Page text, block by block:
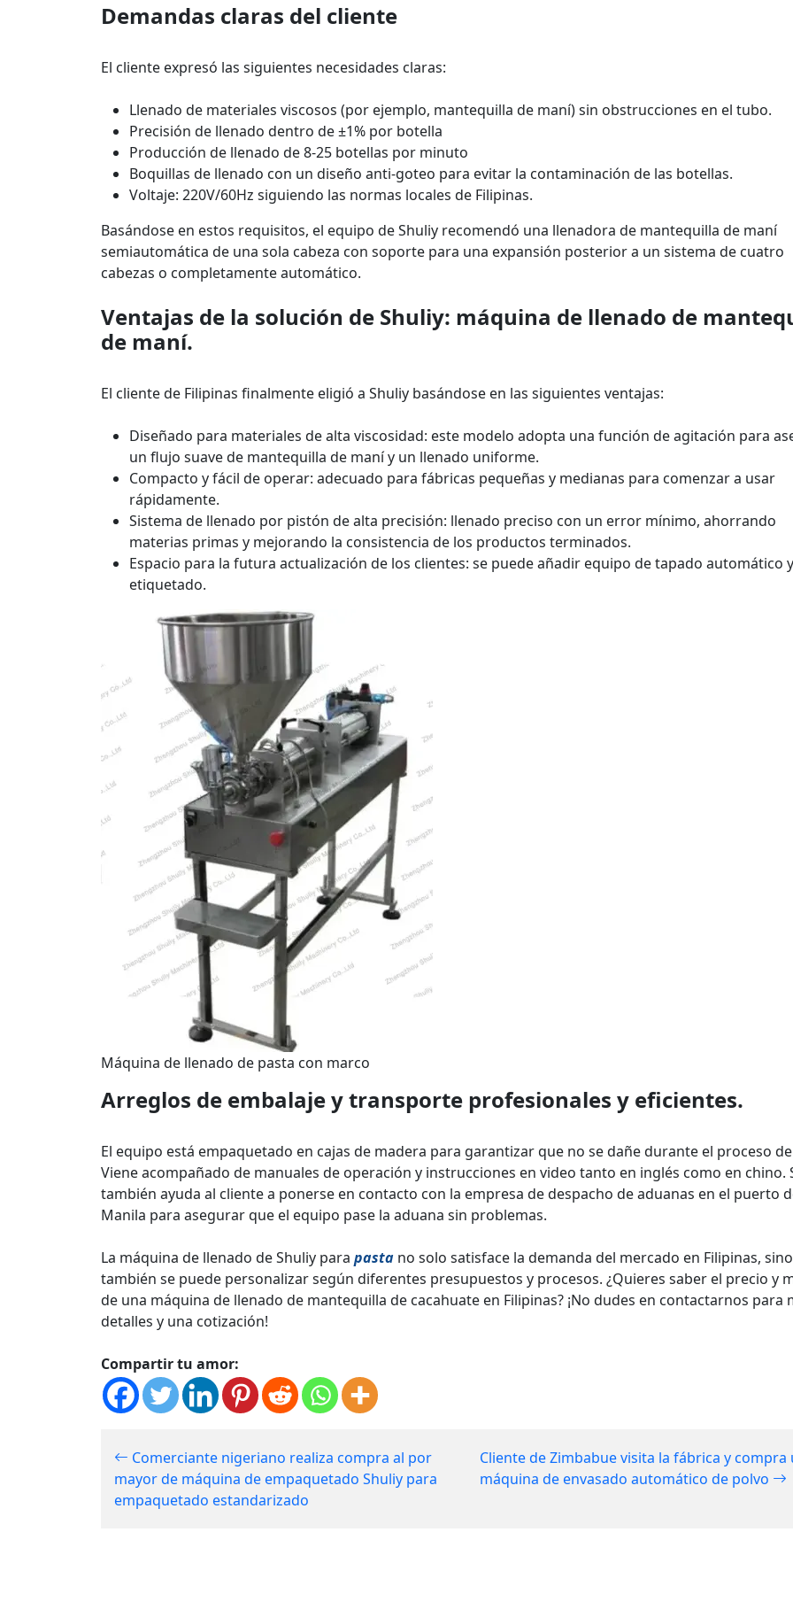
Demandas claras del cliente
El cliente expresó las siguientes necesidades claras:
Llenado de materiales viscosos (por ejemplo, mantequilla de maní) sin obstrucciones en el tubo.
Precisión de llenado dentro de ±1% por botella
Producción de llenado de 8-25 botellas por minuto
Boquillas de llenado con un diseño anti-goteo para evitar la contaminación de las botellas.
Voltaje: 220V/60Hz siguiendo las normas locales de Filipinas.
Basándose en estos requisitos, el equipo de Shuliy recomendó una llenadora de mantequilla de maní
semiautomática de una sola cabeza con soporte para una expansión posterior a un sistema de cuatro
cabezas o completamente automático.
Ventajas de la solución de Shuliy: máquina de llenado de
de maní.
El cliente de Filipinas finalmente eligió a Shuliy basándose en las siguientes ventajas:
Diseñado para materiales de alta viscosidad: este modelo adopta una función de agitación para
un flujo suave de mantequilla de maní y un llenado uniforme.
Compacto y fácil de operar: adecuado para fábricas pequeñas y medianas para comenzar a usar
rápidamente.
Sistema de llenado por pistón de alta precisión: llenado preciso con un error mínimo, ahorrando
materias primas y mejorando la consistencia de los productos terminados.
Espacio para la futura actualización de los clientes: se puede añadir equipo de tapado automático y
etiquetado.
Máquina de llenado de pasta con marco
Arreglos de embalaje y transporte profesionales y eficientes.
El equipo está empaquetado en cajas de madera para garantizar que no se dañe durante el proceso
Viene acompañado de manuales de operación y instrucciones en video tanto en inglés como en chino.
también ayuda al cliente a ponerse en contacto con la empresa de despacho de aduanas en el puerto
Manila para asegurar que el equipo pase la aduana sin problemas.
La máquina de llenado de Shuliy para pasta no solo satisface la demanda del mercado en Filipinas,
también se puede personalizar según diferentes presupuestos y procesos. ¿Quieres saber el precio y
de una máquina de llenado de mantequilla de cacahuate en Filipinas? ¡No dudes en contactarnos para
detalles y una cotización!
Compartir tu amor:
Comerciante nigeriano realiza compra al por
mayor de máquina de empaquetado Shuliy para
empaquetado estandarizado
Cliente de Zimbabue visita la fábrica y compra
máquina de envasado automático de polvo